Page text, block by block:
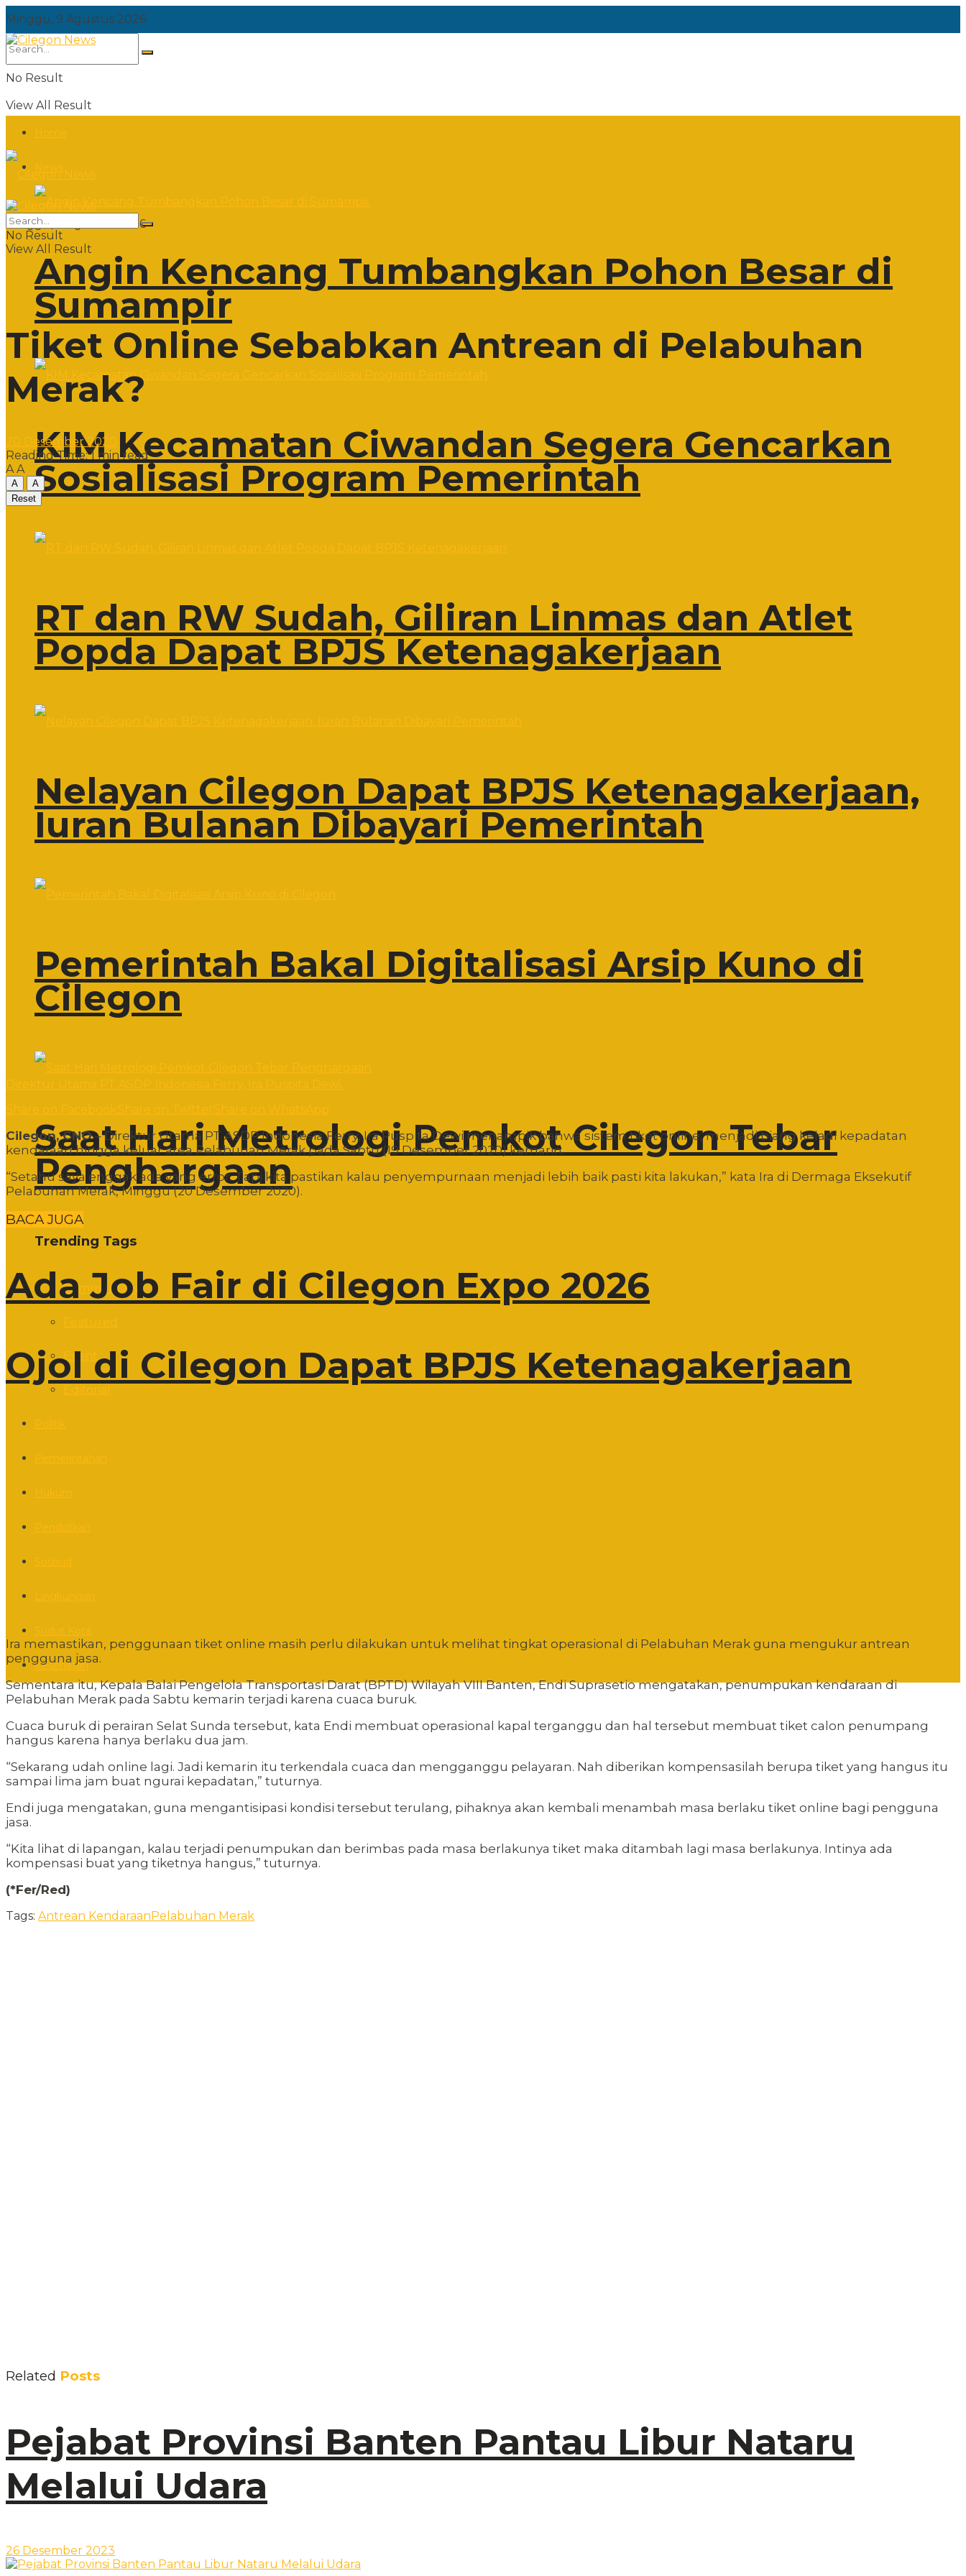
Minggu, 9 Agustus 2026
No Result
View All Result
Angin Kencang Tumbangkan Pohon Besar di
Sumampir
KIM Kecamatan Ciwandan Segera Gencarkan
Sosialisasi Program Pemerintah
RT dan RW Sudah, Giliran Linmas dan Atlet
Popda Dapat BPJS Ketenagakerjaan
Nelayan Cilegon Dapat BPJS Ketenagakerjaan,
Iuran Bulanan Dibayari Pemerintah
Pemerintah Bakal Digitalisasi Arsip Kuno di
Cilegon
Saat Hari Metrologi Pemkot Cilegon Tebar
Penghargaan
Trending Tags
Commentary
Event
Kesehatan
Minggu, 9 Agustus 2026
No Result
View All Result
Tiket Online Sebabkan Antrean di Pelabuhan
Merak?
20 Desember 2020
Reading Time: 1 min read
A A
A
A
Reset
Cilegon, CNO– Direktur Utama PT ASDP Indonesia Ferry, Ira Puspita Dewi menampik bahwa sistem tiket online, menjadi biang keladi kepadatan
kendaraan hingga keluar area Pelabuhan Merak pada Sabtu (19 Desember 2020) kemarin.
“Setahu saya enggak ada yang error. Tapi kita pastikan kalau penyempurnaan menjadi lebih baik pasti kita lakukan,” kata Ira di Dermaga Eksekutif
Pelabuhan Merak, Minggu (20 Desember 2020).
BACA JUGA
Ada Job Fair di Cilegon Expo 2026
Ojol di Cilegon Dapat BPJS Ketenagakerjaan
Ira memastikan, penggunaan tiket online masih perlu dilakukan untuk melihat tingkat operasional di Pelabuhan Merak guna mengukur antrean
pengguna jasa.
Sementara itu, Kepala Balai Pengelola Transportasi Darat (BPTD) Wilayah VIII Banten, Endi Suprasetio mengatakan, penumpukan kendaraan di
Pelabuhan Merak pada Sabtu kemarin terjadi karena cuaca buruk.
Cuaca buruk di perairan Selat Sunda tersebut, kata Endi membuat operasional kapal terganggu dan hal tersebut membuat tiket calon penumpang
hangus karena hanya berlaku dua jam.
“Sekarang udah online lagi. Jadi kemarin itu terkendala cuaca dan mengganggu pelayaran. Nah diberikan kompensasilah berupa tiket yang hangus itu
sampai lima jam buat ngurai kepadatan,” tuturnya.
Endi juga mengatakan, guna mengantisipasi kondisi tersebut terulang, pihaknya akan kembali menambah masa berlaku tiket online bagi pengguna
jasa.
“Kita lihat di lapangan, kalau terjadi penumpukan dan berimbas pada masa berlakunya tiket maka ditambah lagi masa berlakunya. Intinya ada
kompensasi buat yang tiketnya hangus,” tuturnya.
(*Fer/Red)
Tags: Antrean Kendaraan Pelabuhan Merak
Related Posts
Pejabat Provinsi Banten Pantau Libur Nataru
Melalui Udara
26 Desember 2023